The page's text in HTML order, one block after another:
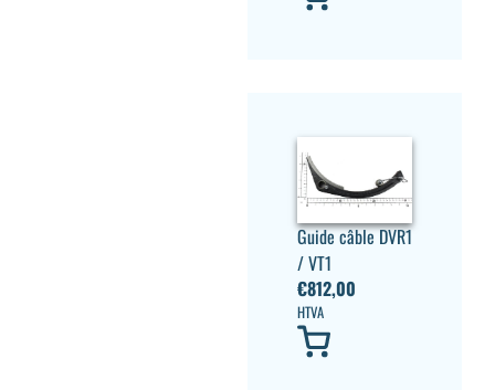
Guide câble DVR1
/ VT1
€812,00
HTVA